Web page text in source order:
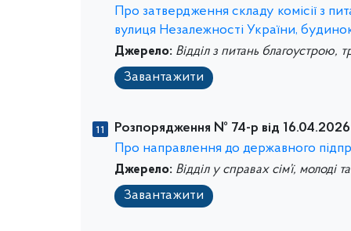
Про затвердження складу комісії з
вулиця Незалежності України,
Джерело: Відділ з питань благоустрою,
Завантажити
Розпорядження № 74-р від
Про направлення до державного
Джерело: Відділ у справах сім’ї, молоді
Завантажити